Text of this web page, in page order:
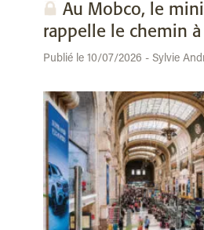
Au Mobco, le
rappelle le chemin
Publié le 10/07/2026 - Sylvie